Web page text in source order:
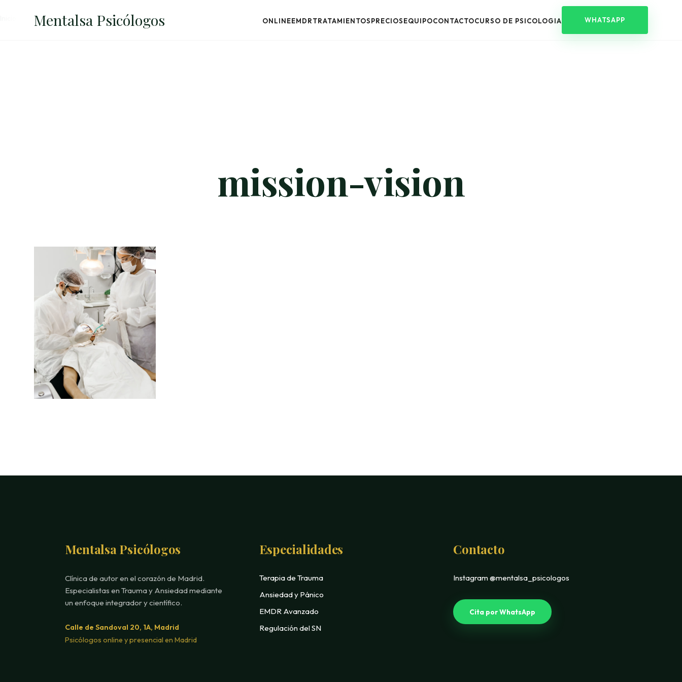
mission-vision
Mentalsa Psicólogos ONLINEEMDRTRATAMIENTOSPRECIOSEQUIPOCONTACTOCURSO DE PSICOLOGIA WHATSAPP
mission-vision
Mentalsa Psicólogos
Clínica de autor en el corazón de Madrid.
Especialistas en Trauma y Ansiedad mediante
un enfoque integrador y científico.
Calle de Sandoval 20, 1A, Madrid
Psicólogos online y presencial en Madrid
Especialidades
Terapia de Trauma
Ansiedad y Pánico
EMDR Avanzado
Regulación del SN
Contacto
Instagram @mentalsa_psicologos
Cita por WhatsApp